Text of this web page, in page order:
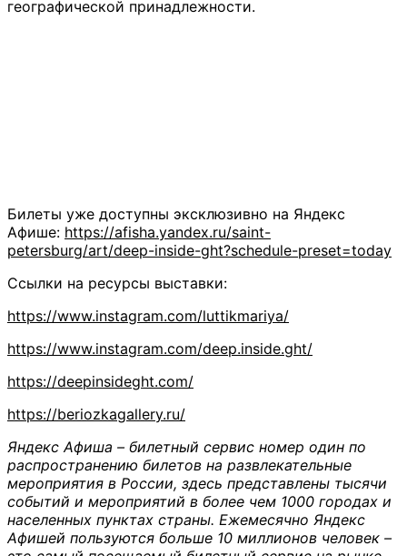
географической принадлежности.
Билеты уже доступны эксклюзивно на Яндекс
Афише: https://afisha.yandex.ru/saint-
petersburg/art/deep-inside-ght?schedule-preset=today
Ссылки на ресурсы выставки:
https://www.instagram.com/luttikmariya/
https://www.instagram.com/deep.inside.ght/
https://deepinsideght.com/
https://beriozkagallery.ru/
Яндекс Афиша – билетный сервис номер один по
распространению билетов на развлекательные
мероприятия в России, здесь представлены тысячи
событий и мероприятий в более чем 1000 городах и
населенных пунктах страны. Ежемесячно Яндекс
Афишей пользуются больше 10 миллионов человек –